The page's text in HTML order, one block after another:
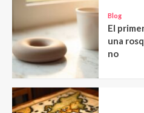
Blog
El
una
no